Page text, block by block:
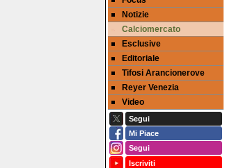
Notizie
Calciomercato
Esclusive
Editoriale
Tifosi Arancionerove
Reyer Venezia
Video
Segui
Mi Piace
Segui
Iscriviti